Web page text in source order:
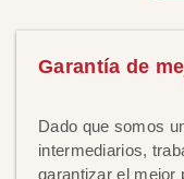
Garantía de
Dado que somos
intermediarios,
garantizar el mejor